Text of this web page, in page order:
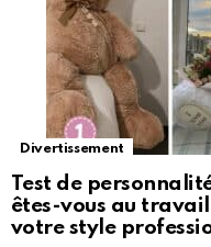
Divertissement
Test de
êtes-vous au travail
votre style